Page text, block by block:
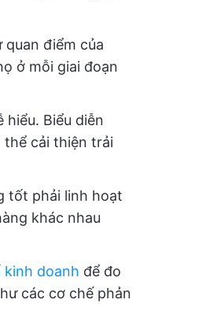
điểm của
ở mỗi giai đoạn
hiểu. Biểu diễn
cải thiện trải
tốt phải linh hoạt
khác nhau
kinh doanh để đo
các cơ chế phản